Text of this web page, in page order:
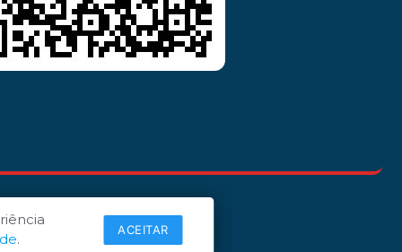
.
ACEITAR